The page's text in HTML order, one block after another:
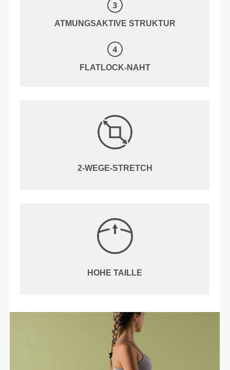
ATMUNGSAKTIVE STRUKTUR
FLATLOCK-NAHT
2-WEGE-STRETCH
HOHE TAILLE